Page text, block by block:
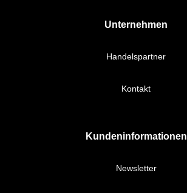
Unternehmen
Handelspartner
Kontakt
Kundeninformationen
Newsletter